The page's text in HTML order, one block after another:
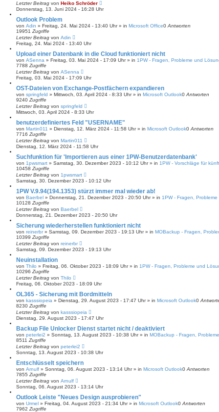
Letzter Beitrag von Heiko Schröder
Donnerstag, 13. Juni 2024 - 16:28 Uhr
Outlook Problem
von Adin » Freitag, 24. Mai 2024 - 13:40 Uhr» in Microsoft Office0 Antworten
19951 Zugriffe
Letzter Beitrag von Adin
Freitag, 24. Mai 2024 - 13:40 Uhr
Upload einer Datenbank in die Cloud funktioniert nicht
von ASenna » Freitag, 03. Mai 2024 - 17:09 Uhr» in 1PW - Fragen, Probleme und
7788 Zugriffe
Letzter Beitrag von ASenna
Freitag, 03. Mai 2024 - 17:09 Uhr
OST-Dateien von Exchange-Postfächern expandieren
von springfeld » Mittwoch, 03. April 2024 - 8:33 Uhr» in Microsoft Outlook0 Antworten
9240 Zugriffe
Letzter Beitrag von springfeld
Mittwoch, 03. April 2024 - 8:33 Uhr
benutzerdefiniertes Feld "USERNAME"
von Martin011 » Dienstag, 12. März 2024 - 11:58 Uhr» in Microsoft Outlook0 Antworten
7716 Zugriffe
Letzter Beitrag von Martin011
Dienstag, 12. März 2024 - 11:58 Uhr
Suchfunktion für 'Importieren aus einer 1PW-Benutzerdatenbank'
von 1pwsmart » Samstag, 30. Dezember 2023 - 10:12 Uhr» in 1PW - Vorschläge für
10458 Zugriffe
Letzter Beitrag von 1pwsmart
Samstag, 30. Dezember 2023 - 10:12 Uhr
1PW V.9.94(194.1353) stürzt immer mal wieder ab!
von Baerbel » Donnerstag, 21. Dezember 2023 - 20:50 Uhr» in 1PW - Fragen,
10128 Zugriffe
Letzter Beitrag von Baerbel
Donnerstag, 21. Dezember 2023 - 20:50 Uhr
Sicherung wiederherstellen funktioniert nicht
von reinerbr» Samstag, 09. Dezember 2023 - 19:13 Uhr» in MOBackup - Fragen,
10399 Zugriffe
Letzter Beitrag von reinerbr
Samstag, 09. Dezember 2023 - 19:13 Uhr
Neuinstallation
von Thilo » Freitag, 06. Oktober 2023 - 18:09 Uhr» in 1PW - Fragen, Probleme und
10296 Zugriffe
Letzter Beitrag von Thilo
Freitag, 06. Oktober 2023 - 18:09 Uhr
OL365 - Sicherung mit Bordmitteln
von kasssiopeia » Dienstag, 29. August 2023 - 17:47 Uhr» in Microsoft Outlook0
8230 Zugriffe
Letzter Beitrag von kasssiopeia
Dienstag, 29. August 2023 - 17:47 Uhr
Backup File Unlocker Dienst startet nicht / deaktiviert
von peterlei2 » Sonntag, 13. August 2023 - 10:38 Uhr» in MOBackup - Fragen,
8511 Zugriffe
Letzter Beitrag von peterlei2
Sonntag, 13. August 2023 - 10:38 Uhr
Entschlüsselt speichern
von Arnulf » Sonntag, 06. August 2023 - 13:14 Uhr» in Microsoft Outlook0 Antworten
7855 Zugriffe
Letzter Beitrag von Arnulf
Sonntag, 06. August 2023 - 13:14 Uhr
Outlook Leiste "Neues Design ausprobieren"
von Urmel » Freitag, 04. August 2023 - 21:34 Uhr» in Microsoft Outlook0 Antworten
7962 Zugriffe